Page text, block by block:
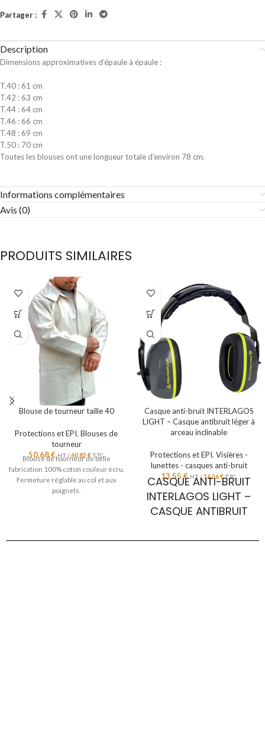
Partager :
Description
Dimensions approximatives d’épaule à épaule :
T.40 : 61 cm
T.42 : 63 cm
T.44 : 64 cm
T.46 : 66 cm
T.48 : 69 cm
T.50 : 70 cm
Toutes les blouses ont une longueur totale d’environ 78 cm.
Informations complémentaires
Avis (0)
PRODUITS SIMILAIRES
Blouse de tourneur taille 40
Protections et EPI, Blouses de
tourneur
50,68€ HT /60,82 €TTC
Blouse de tourneur de belle
fabrication 100% coton couleur écru.
Fermeture réglable au col et aux
poignets.
Casque anti-bruit INTERLAGOS
LIGHT – Casque antibruit léger à
arceau inclinable
Protections et EPI, Visières -
lunettes - casques anti-bruit
13,55€ HT /16,26€TTC
CASQUE ANTI-BRUIT
INTERLAGOS LIGHT –
CASQUE ANTIBRUIT
INCLINABLE